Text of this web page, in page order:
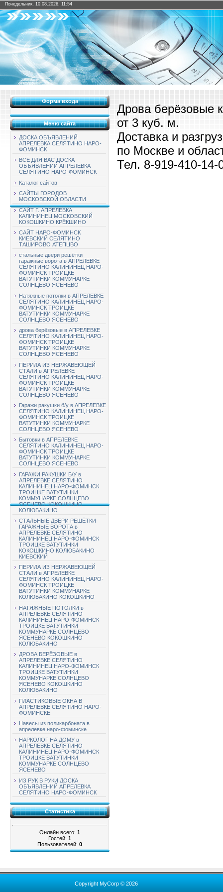
Понедельник, 10.08.2026, 11:54
Форма входа
Меню сайта
ДОСКА ОБЪЯВЛЕНИЙ
АПРЕЛЕВКА СЕЛЯТИНО НАРО-
ФОМИНСК
ВСЁ ДЛЯ ВАС ДОСКА
ОБЪЯВЛЕНИЙ АПРЕЛЕВКА
СЕЛЯТИНО НАРО-ФОМИНСК
Каталог сайтов
САЙТЫ ГОРОДОВ
МОСКОВСКОЙ ОБЛАСТИ
САЙТ Г. АПРЕЛЕВКА
КАЛИНИНЕЦ МОСКОВСКИЙ
КОКОШКИНО КРЁКШИНО
САЙТ НАРО-ФОМИНСК
КИЕВСКИЙ СЕЛЯТИНО
ТАШИРОВО АТЕПЦВО
стальные двери решётки
гаражные ворота в АПРЕЛЕВКЕ
СЕЛЯТИНО КАЛИНИНЕЦ НАРО-
ФОМИНСК ТРОИЦКЕ
ВАТУТИНКИ КОММУНАРКЕ
СОЛНЦЕВО ЯСЕНЕВО
Натяжные потолки в АПРЕЛЕВКЕ
СЕЛЯТИНО КАЛИНИНЕЦ НАРО-
ФОМИНСК ТРОИЦКЕ
ВАТУТИНКИ КОММУНАРКЕ
СОЛНЦЕВО ЯСЕНЕВО
дрова берёзовые в АПРЕЛЕВКЕ
СЕЛЯТИНО КАЛИНИНЕЦ НАРО-
ФОМИНСК ТРОИЦКЕ
ВАТУТИНКИ КОММУНАРКЕ
СОЛНЦЕВО ЯСЕНЕВО
ПЕРИЛА ИЗ НЕРЖАВЕЮЩЕЙ
СТАЛИ в АПРЕЛЕВКЕ
СЕЛЯТИНО КАЛИНИНЕЦ НАРО-
ФОМИНСК ТРОИЦКЕ
ВАТУТИНКИ КОММУНАРКЕ
СОЛНЦЕВО ЯСЕНЕВО
Гаражи ракушки б/у в АПРЕЛЕВКЕ
СЕЛЯТИНО КАЛИНИНЕЦ НАРО-
ФОМИНСК ТРОИЦКЕ
ВАТУТИНКИ КОММУНАРКЕ
СОЛНЦЕВО ЯСЕНЕВО
Бытовки в АПРЕЛЕВКЕ
СЕЛЯТИНО КАЛИНИНЕЦ НАРО-
ФОМИНСК ТРОИЦКЕ
ВАТУТИНКИ КОММУНАРКЕ
СОЛНЦЕВО ЯСЕНЕВО
ГАРАЖИ РАКУШКИ Б/У в
АПРЕЛЕВКЕ СЕЛЯТИНО
КАЛИНИНЕЦ НАРО-ФОМИНСК
ТРОИЦКЕ ВАТУТИНКИ
КОММУНАРКЕ СОЛНЦЕВО
ЯСЕНЕВО КОКОШКИНО
КОЛЮБАКИНО
СТАЛЬНЫЕ ДВЕРИ РЕШЁТКИ
ГАРАЖНЫЕ ВОРОТА в
АПРЕЛЕВКЕ СЕЛЯТИНО
КАЛИНИНЕЦ НАРО-ФОМИНСК
ТРОИЦКЕ ВАТУТИНКИ
КОКОШКИНО КОЛЮБАКИНО
КИЕВСКИЙ
ПЕРИЛА ИЗ НЕРЖАВЕЮЩЕЙ
СТАЛИ в АПРЕЛЕВКЕ
СЕЛЯТИНО КАЛИНИНЕЦ НАРО-
ФОМИНСК ТРОИЦКЕ
ВАТУТИНКИ КОММУНАРКЕ
КОЛЮБАКИНО КОКОШКИНО
НАТЯЖНЫЕ ПОТОЛКИ в
АПРЕЛЕВКЕ СЕЛЯТИНО
КАЛИНИНЕЦ НАРО-ФОМИНСК
ТРОИЦКЕ ВАТУТИНКИ
КОММУНАРКЕ СОЛНЦЕВО
ЯСЕНЕВО КОКОШКИНО
КОЛЮБАКИНО
ДРОВА БЕРЁЗОВЫЕ в
АПРЕЛЕВКЕ СЕЛЯТИНО
КАЛИНИНЕЦ НАРО-ФОМИНСК
ТРОИЦКЕ ВАТУТИНКИ
КОММУНАРКЕ СОЛНЦЕВО
ЯСЕНЕВО КОКОШКИНО
КОЛЮБАКИНО
ПЛАСТИКОВЫЕ ОКНА В
АПРЕЛЕВКЕ СЕЛЯТИНО НАРО-
ФОМИНСКЕ
Навесы из поликарбоната в
апрелевке наро-фоминске
НАРКОЛОГ НА ДОМУ в
АПРЕЛЕВКЕ СЕЛЯТИНО
КАЛИНИНЕЦ НАРО-ФОМИНСК
ТРОИЦКЕ ВАТУТИНКИ
КОММУНАРКЕ СОЛНЦЕВО
ЯСЕНЕВО
ИЗ РУК В РУКИ ДОСКА
ОБЪЯВЛЕНИЙ АПРЕЛЕВКА
СЕЛЯТИНО НАРО-ФОМИНСК
Статистика
Онлайн всего: 1
Гостей: 1
Пользователей: 0
Дрова берёзовые
от 3 куб. м.
Доставка и
по Москве и
Тел. 8-919-410-
Copyright MyCorp © 2026